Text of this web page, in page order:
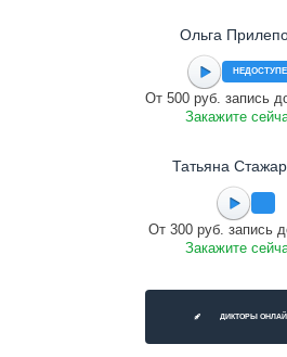
Ольга
От 500 руб. запись
Закажите
Татьяна
От 300 руб. запись
Закажите
ДИКТОРЫ